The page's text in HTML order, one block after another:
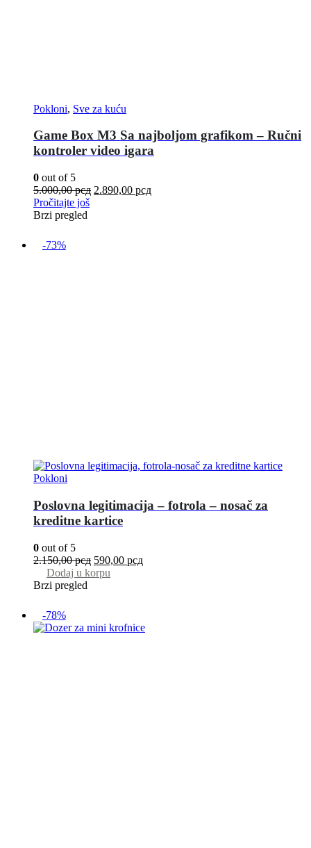
Pokloni, Sve za kuću
Game Box M3 Sa najboljom grafikom – Ručni
kontroler video igara
0 out of 5
5.000,00рсд 2.890,00 рсд
Pročitajte još
Brzi pregled
-73%
Pokloni
Poslovna legitimacija – fotrola – nosač za
kreditne kartice
0 out of 5
2.150,00рсд 590,00 рсд
Dodaj u korpu
Brzi pregled
-78%